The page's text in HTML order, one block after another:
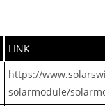
LINK
https://
solarmodule/